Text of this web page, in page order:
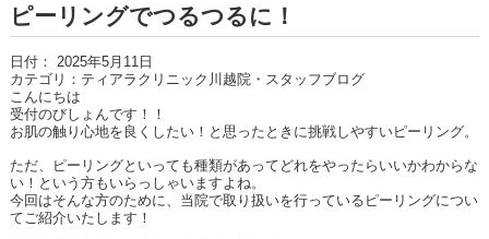
ピーリングでつるつるに！
日付： 2025年5月11日
カテゴリ： ティアラクリニック川越院・スタッフブログ
こんにちは
受付のびしょんです！！
お肌の触り心地を良くしたい！と思ったときに挑戦しやすいピーリング。
ただ、ピーリングといっても種類があってどれをやったらいいかわからな
い！という方もいらっしゃいますよね。
今回はそんな方のために、当院で取り扱いを行っているピーリングについ
てご紹介いたします！